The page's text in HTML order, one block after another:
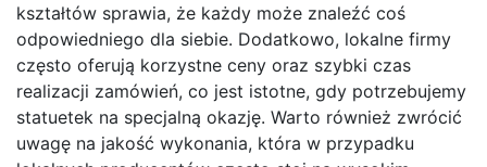
kształtów sprawia, że każdy może znaleźć coś
odpowiedniego dla siebie. Dodatkowo, lokalne firmy
często oferują korzystne ceny oraz szybki czas
realizacji zamówień, co jest istotne, gdy potrzebujemy
statuetek na specjalną okazję. Warto również zwrócić
uwagę na jakość wykonania, która w przypadku